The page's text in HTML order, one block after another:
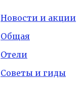
Новости и акции
Общая
Отели
Советы и гиды